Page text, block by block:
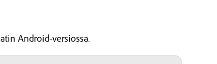
Android-versiossa.